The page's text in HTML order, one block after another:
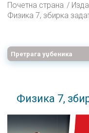
Почетна страна
Претрага уџбеника
Физика 7,